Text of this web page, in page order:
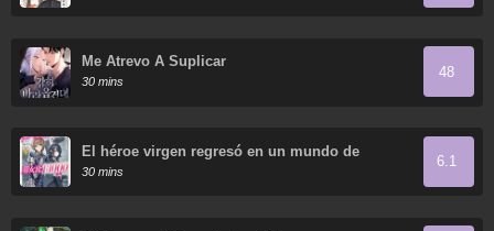
Me Atrevo A Suplicar
30 mins
48
El héroe virgen regresó en un mundo de
mujeres.
30 mins
6.1